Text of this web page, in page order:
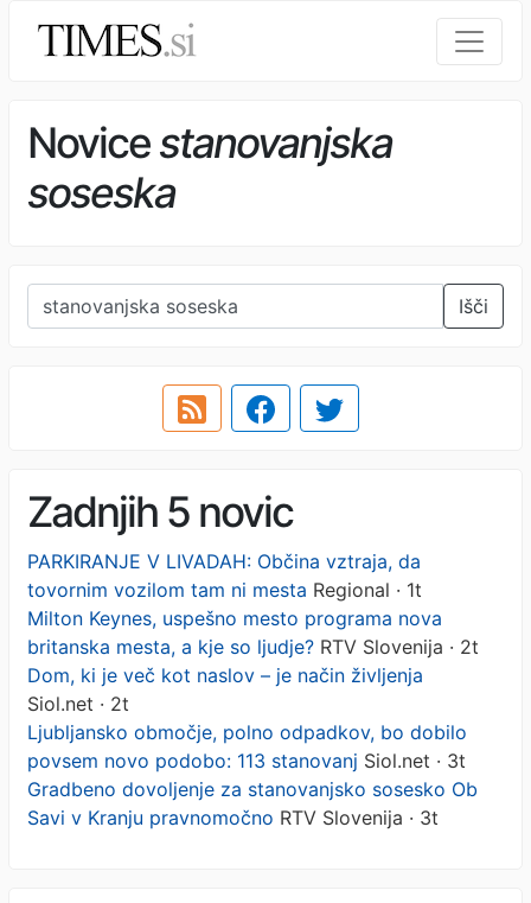
Novicestanovanjska
soseska
Išči
Zadnjih 5 novic
PARKIRANJE V LIVADAH: Občina vztraja, da
tovornim vozilom tam ni mesta Regional · 1t
Milton Keynes, uspešno mesto programa nova
britanska mesta, a kje so ljudje? RTV Slovenija · 2t
Dom, ki je več kot naslov – je način življenja
Siol.net · 2t
Ljubljansko območje, polno odpadkov, bo dobilo
povsem novo podobo: 113 stanovanj Siol.net · 3t
Gradbeno dovoljenje za stanovanjsko sosesko Ob
Savi v Kranju pravnomočno RTV Slovenija · 3t